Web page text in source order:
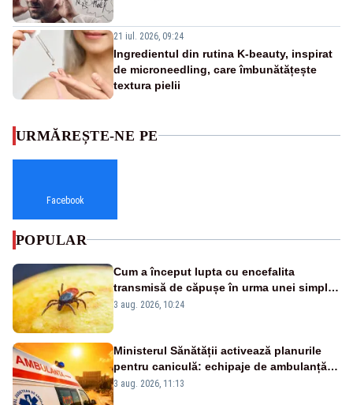
21 iul. 2026, 09:24
Ingredientul din rutina K-beauty, inspirat
de microneedling, care îmbunătățește
textura pielii
URMĂREȘTE-NE PE
Facebook
POPULAR
Cum a început lupta cu encefalita
transmisă de căpușe în urma unei simple
vacanțe
3 aug. 2026, 10:24
Ministerul Sănătății activează planurile
pentru caniculă: echipaje de ambulanță
suplimentate, stocuri de medicamente
3 aug. 2026, 11:13